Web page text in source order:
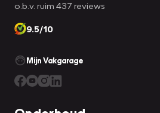
o.b.v. ruim 437 reviews
9.5/10
Mijn Vakgarage